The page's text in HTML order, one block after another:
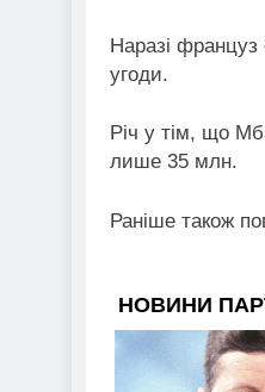
Наразі француз
угоди.
Річ у тім, що
лише 35 млн.
Раніше також